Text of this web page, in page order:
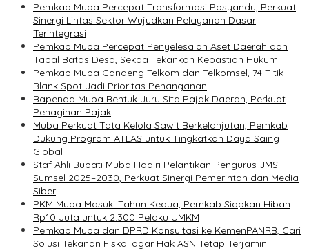
Pemkab Muba Percepat Transformasi Posyandu, Perkuat
Sinergi Lintas Sektor Wujudkan Pelayanan Dasar
Terintegrasi
Pemkab Muba Percepat Penyelesaian Aset Daerah dan
Tapal Batas Desa, Sekda Tekankan Kepastian Hukum
Pemkab Muba Gandeng Telkom dan Telkomsel, 74 Titik
Blank Spot Jadi Prioritas Penanganan
Bapenda Muba Bentuk Juru Sita Pajak Daerah, Perkuat
Penagihan Pajak
Muba Perkuat Tata Kelola Sawit Berkelanjutan, Pemkab
Dukung Program ATLAS untuk Tingkatkan Daya Saing
Global
Staf Ahli Bupati Muba Hadiri Pelantikan Pengurus JMSI
Sumsel 2025–2030, Perkuat Sinergi Pemerintah dan Media
Siber
PKM Muba Masuki Tahun Kedua, Pemkab Siapkan Hibah
Rp10 Juta untuk 2.300 Pelaku UMKM
Pemkab Muba dan DPRD Konsultasi ke KemenPANRB, Cari
Solusi Tekanan Fiskal agar Hak ASN Tetap Terjamin